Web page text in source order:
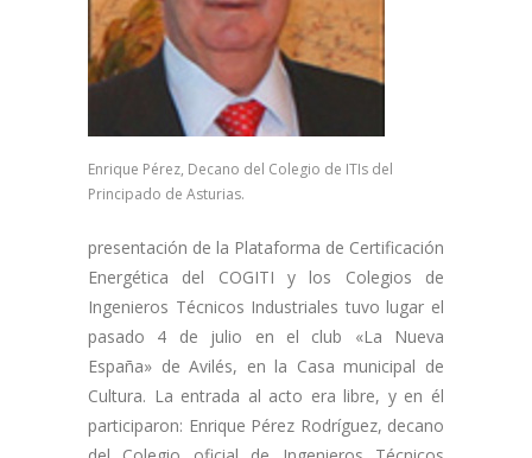
Enrique Pérez, Decano del Colegio de ITIs del
Principado de Asturias.
presentación de la Plataforma de Certificación
Energética del COGITI y los Colegios de
Ingenieros Técnicos Industriales tuvo lugar el
pasado 4 de julio en el club «La Nueva
España» de Avilés, en la Casa municipal de
Cultura. La entrada al acto era libre, y en él
participaron: Enrique Pérez Rodríguez, decano